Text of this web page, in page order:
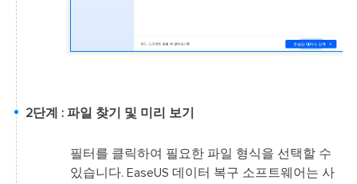
2단계 : 파일 찾기 및 미리 보기
필터를 클릭하여 필요한 파일 형식을 선택할 수
있습니다. EaseUS 데이터 복구 소프트웨어는 사